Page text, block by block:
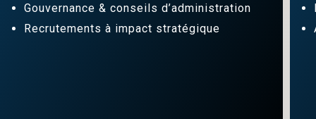
Gouvernance & conseils d’administration
Recrutements à impact stratégique